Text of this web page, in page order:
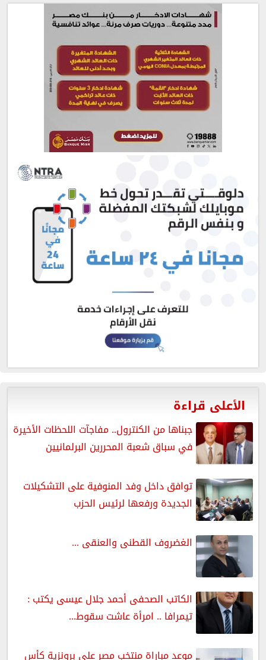
الأعلى قراءة
جبناها من الكنترول.. مفاجآت اللحظات الأخيرة
في سباق شعبة المحررين البرلمانيين
توافق داخل وفد المنوفية على التشكيلات
الجديدة ورفعها لرئيس الحزب
الغضروف القطنى والعنقى ...
الكاتب الصحفى أحمد جلال عيسى يكتب :
تيمرافا .. امرأة عاشت سقوط...
موعد مباراة منتخب مصر على برونزية كأس